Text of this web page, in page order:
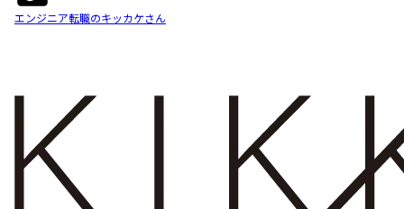
エンジニア転職のキッカケさん